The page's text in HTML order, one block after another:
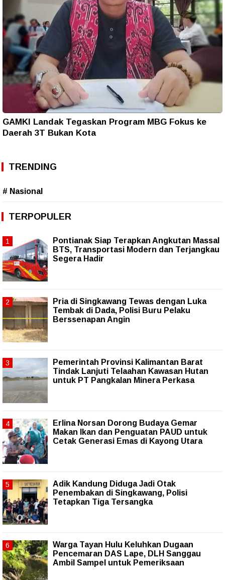
GAMKI Landak Tegaskan Program MBG Fokus ke
Daerah 3T Bukan Kota
TRENDING
# Nasional
TERPOPULER
Pontianak Siap Terapkan Angkutan Massal
BTS, Transportasi Modern dan Terjangkau
Segera Hadir
Pria di Singkawang Tewas dengan Luka
Tembak di Dada, Polisi Buru Pelaku
Berssenapan Angin
Pemerintah Provinsi Kalimantan Barat
Tindak Lanjuti Telaahan Kawasan Hutan
untuk PT Pangkalan Minera Perkasa
Erlina Norsan Dorong Budaya Gemar
Makan Ikan dan Penguatan PAUD untuk
Cetak Generasi Emas di Kayong Utara
Adik Kandung Diduga Jadi Otak
Penembakan di Singkawang, Polisi
Tetapkan Tiga Tersangka
Warga Tayan Hulu Keluhkan Dugaan
Pencemaran DAS Lape, DLH Sanggau
Ambil Sampel untuk Pemeriksaan